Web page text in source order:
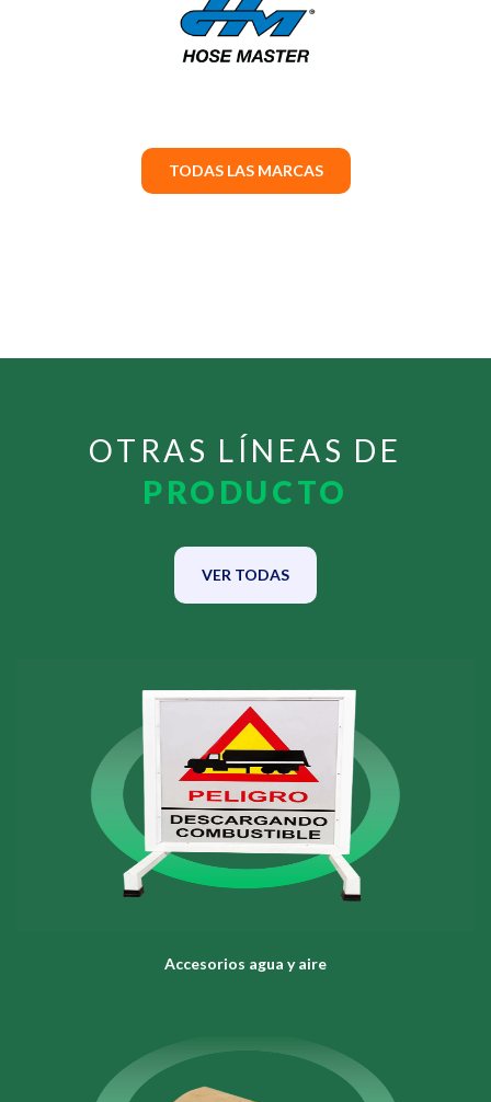
TODAS LAS MARCAS
OTRAS LÍNEAS DE
PRODUCTO
VER TODAS
Accesorios agua y aire